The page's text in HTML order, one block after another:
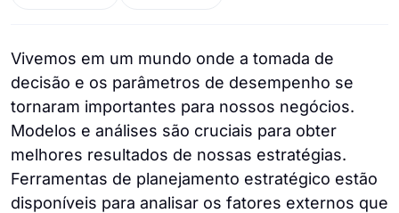
Vivemos em um mundo onde a tomada de
decisão e os parâmetros de desempenho se
tornaram importantes para nossos negócios.
Modelos e análises são cruciais para obter
melhores resultados de nossas estratégias.
Ferramentas de planejamento estratégico estão
disponíveis para analisar os fatores externos que